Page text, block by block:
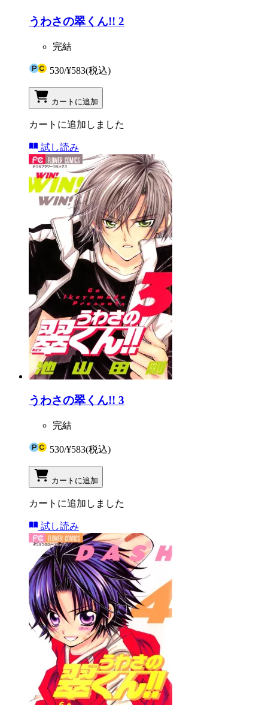
うわさの翠くん!! 2
完結
530/¥583(税込)
カートに追加
カートに追加しました
試し読み
うわさの翠くん!! 3
完結
530/¥583(税込)
カートに追加
カートに追加しました
試し読み